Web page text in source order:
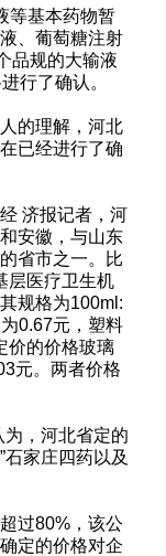
等基本药物暂
、葡萄糖注射
品规的大输液
行了确认。
的理解，河北
已经进行了确
济报记者，河
安徽，与山东
省市之一。比
层医疗卫生机
规格为100ml:
0.67元，塑料
价的价格玻璃
元。两者价格
为，河北省定的
家庄四药以及
过80%，该公
定的价格对企